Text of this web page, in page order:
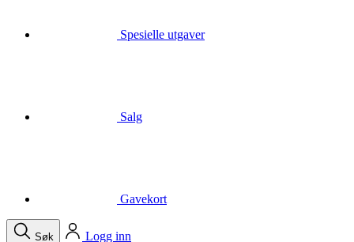
Handlekurven din er tom
Meny Steng